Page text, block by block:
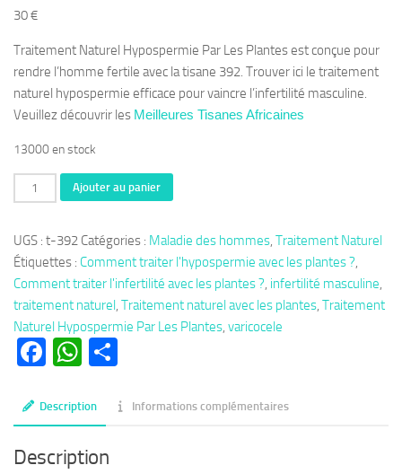
30€
Traitement Naturel Hypospermie Par Les Plantes est conçue pour
rendre l’homme fertile avec la tisane 392. Trouver ici le traitement
naturel hypospermie efficace pour vaincre l’infertilité masculine.
Veuillez découvrir les Meilleures Tisanes Africaines
13000 en stock
quantité
de
392
:
Traitement
Naturel
Hypospermie
Par
Plantes
Ajouter au panier
UGS : t-392 Catégories : Maladie des hommes, Traitement Naturel
Étiquettes : Comment traiter l'hypospermie avec les plantes ?,
Comment traiter l'infertilité avec les plantes ?, infertilité masculine,
traitement naturel, Traitement naturel avec les plantes, Traitement
Naturel Hypospermie Par Les Plantes, varicocele
Facebook
WhatsApp
Description Informations complémentaires
Description